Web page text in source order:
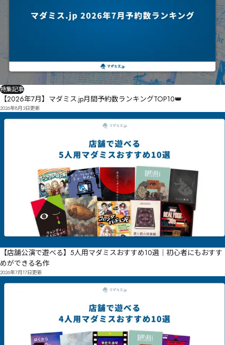
特集記事
【2026年7月】マダミス.jp月間予約数ランキングTOP10👑
2026年8月3日更新
【店舗公演で遊べる】5人用マダミスおすすめ10選｜初心者にもおすす
めができる名作
2026年7月17日更新